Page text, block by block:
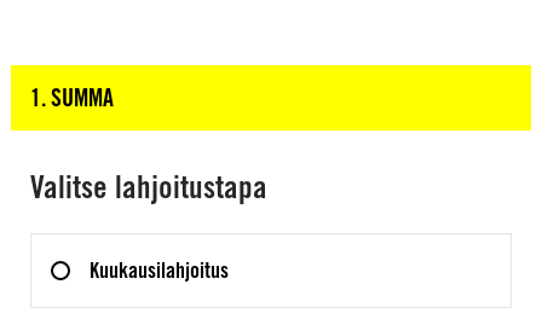
1. SUMMA
KLIKKAA TÄSTÄ NÄHDÄKSESI VAIHE 1
Valitse lahjoitustapa
Kuukausilahjoitus